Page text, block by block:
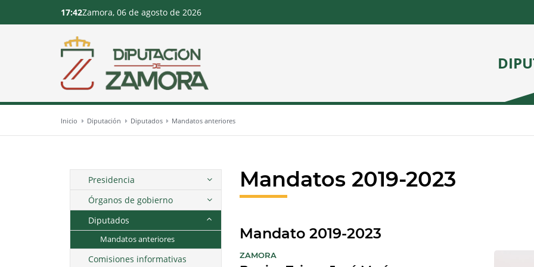
17:42Zamora, 06 de agosto de 2026
Inicio Diputación Diputados Mandatos anteriores
Presidencia
Órganos de gobierno
Diputados
Mandatos anteriores
Comisiones informativas
Mandatos 2019-2023
Mandato 2019-2023
ZAMORA